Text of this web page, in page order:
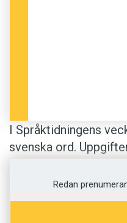
I Språktidningens
svenska ord.
ord som är aningen
Betydelserna är
Redan